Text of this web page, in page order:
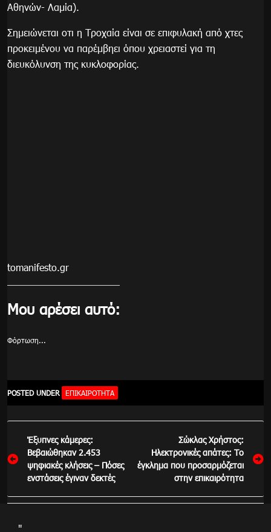
Αθηνών- Λαμία).
Σημειώνεται οτι η Τροχαία είναι σε επιφυλακή από χτες
προκειμένου να παρέμβηει όπου χρειαστεί για τη
διευκόλυνση της κυκλοφορίας.
tomanifesto.gr
Μου αρέσει αυτό:
Φόρτωση...
POSTED UNDER ΕΠΙΚΑΙΡΌΤΗΤΑ
Πλοήγηση
άρθρων
Έξυπνες κάμερες:
Βεβαιώθηκαν 2.453
ψηφιακές κλήσεις – Πόσες
ενστάσεις έγιναν δεκτές
Σώκλας Χρήστος:
Ηλεκτρονικές απάτες: Το
έγκλημα που προσαρμόζεται
στην επικαιρότητα
"